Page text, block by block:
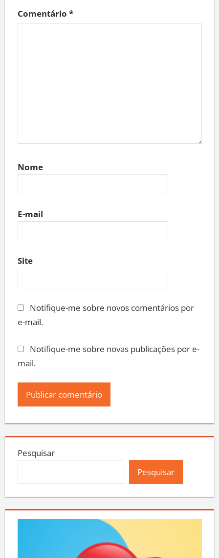
Comentário *
Nome
E-mail
Site
Notifique-me sobre novos comentários por
e-mail.
Notifique-me sobre novas publicações por e-
mail.
Pesquisar
Pesquisar